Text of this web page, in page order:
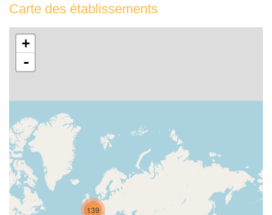
Carte des établissements
139
+
-